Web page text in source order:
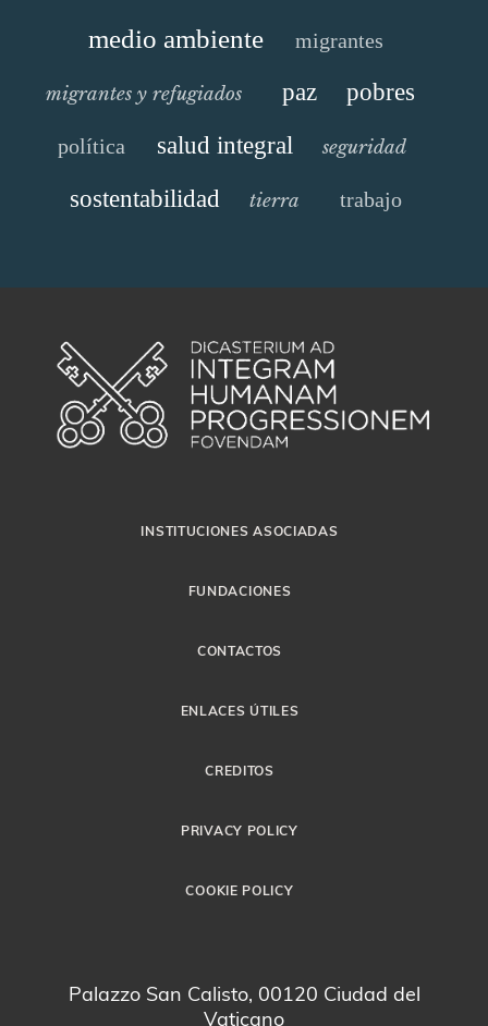
medio ambiente migrantes
migrantes y refugiados paz pobres
política salud integral seguridad
sostentabilidad tierra trabajo
INSTITUCIONES ASOCIADAS
FUNDACIONES
CONTACTOS
ENLACES ÚTILES
CREDITOS
PRIVACY POLICY
COOKIE POLICY
Palazzo San Calisto, 00120 Ciudad del
Vaticano